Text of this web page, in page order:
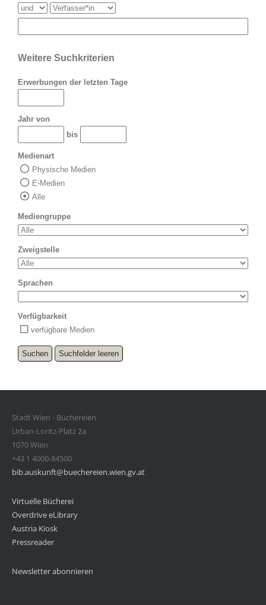
Weitere Suchkriterien
Erwerbungen der letzten Tage
Jahr von
bis
Medienart
Physische Medien
E-Medien
Alle
Mediengruppe
Zweigstelle
Sprachen
Verfügbarkeit
verfügbare Medien
Stadt Wien - Büchereien
Urban-Loritz-Platz 2a
1070 Wien
+43 1 4000-84500
bib.auskunft@buechereien.wien.gv.at
Virtuelle Bücherei
Overdrive eLibrary
Austria Kiosk
Pressreader
Newsletter abonnieren